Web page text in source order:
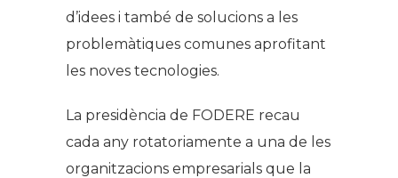
d’idees i també de solucions a les
problemàtiques comunes aprofitant
les noves tecnologies.
La presidència de FODERE recau
cada any rotatoriamente a una de les
organitzacions empresarials que la